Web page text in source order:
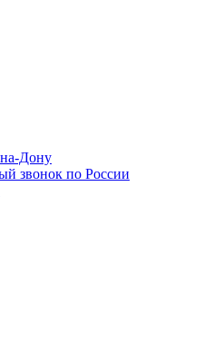
на-Дону
звонок по России